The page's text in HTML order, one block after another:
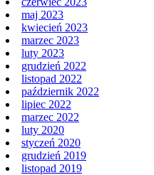
maj 2023
kwiecień 2023
marzec 2023
luty 2023
grudzień 2022
listopad 2022
październik 2022
lipiec 2022
marzec 2022
luty 2020
styczeń 2020
grudzień 2019
listopad 2019